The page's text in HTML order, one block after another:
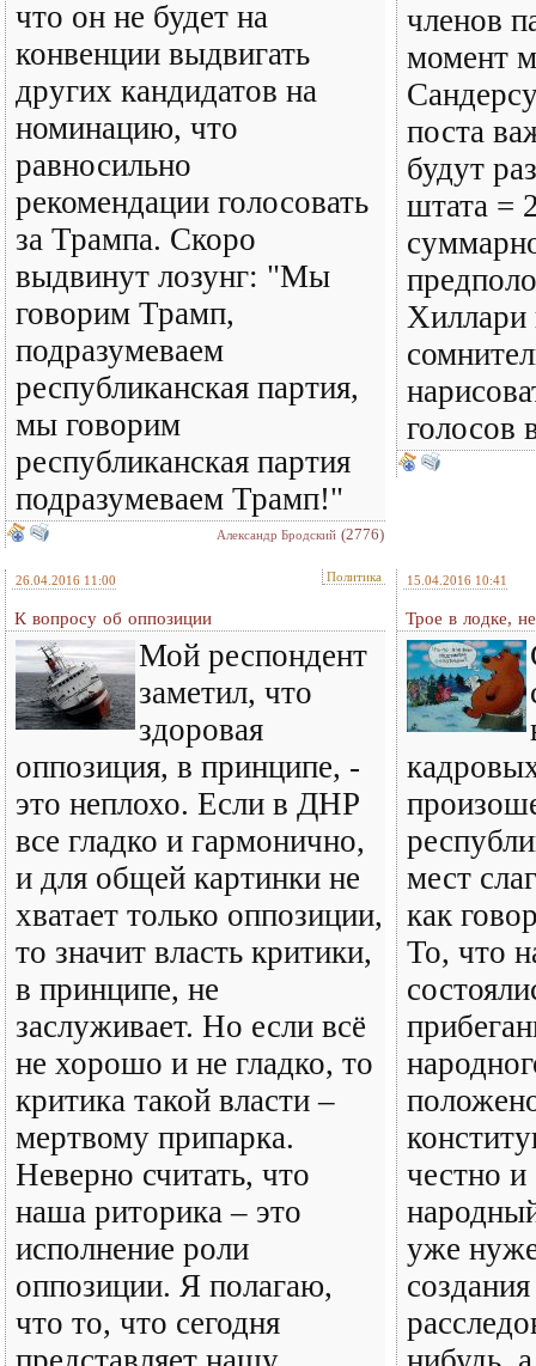
что он не будет на
конвенции выдвигать
других кандидатов на
номинацию, что
равносильно
рекомендации голосовать
за Трампа. Скоро
выдвинут лозунг: "Мы
говорим Трамп,
подразумеваем
республиканская партия,
мы говорим
республиканская партия
подразумеваем Трамп!"
Александр Бродский (2776)
членов
момент
поста
будут
штата =
Хиллари
голосов
26.04.2016 11:00 Политика
К вопросу об оппозиции
Мой респондент
заметил, что
здоровая
оппозиция, в принципе, -
это неплохо. Если в ДНР
все гладко и гармонично,
и для общей картинки не
хватает только оппозиции,
то значит власть критики,
в принципе, не
заслуживает. Но если всё
не хорошо и не гладко, то
критика такой власти –
мертвому припарка.
Неверно считать, что
наша риторика – это
исполнение роли
оппозиции. Я полагаю,
что то, что сегодня
15.04.2016 10:41
Трое в лодке,
мест
как
То, что
честно и
уже